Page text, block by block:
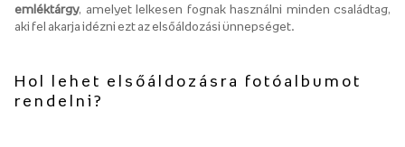
emléktárgy, amelyet lelkesen fognak használni minden családtag,
aki fel akarja idézni ezt az elsőáldozási ünnepséget.
Hol lehet elsőáldozásra fotóalbumot
rendelni?